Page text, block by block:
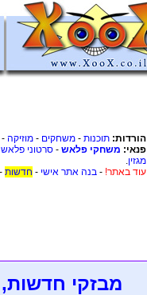
הורדות: תוכנות - משחקים - מוזיקה -
פנאי: משחקי פלאש - סרטוני פלאש
מגזין.
עוד באתר! - בנה אתר אישי - חדשות -
מבזקי